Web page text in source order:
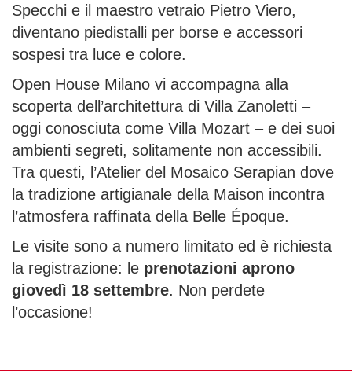
Specchi e il maestro vetraio Pietro Viero,
diventano piedistalli per borse e accessori
sospesi tra luce e colore.
Open House Milano vi accompagna alla
scoperta dell’architettura di Villa Zanoletti –
oggi conosciuta come Villa Mozart – e dei suoi
ambienti segreti, solitamente non accessibili.
Tra questi, l’Atelier del Mosaico Serapian dove
la tradizione artigianale della Maison incontra
l’atmosfera raffinata della Belle Époque.
Le visite sono a numero limitato ed è richiesta
la registrazione: le prenotazioni aprono
giovedì 18 settembre. Non perdete
l’occasione!